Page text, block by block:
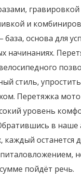
и
основа для
начинаниях.
стиль,
Перетяжка
уровень
в наше
останется
пойдёт речь.